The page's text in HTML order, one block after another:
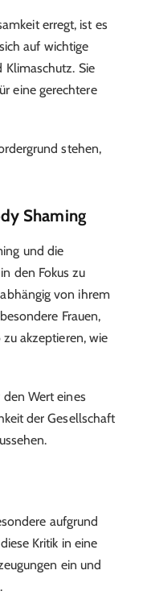
erregt, ist es
auf wichtige
Klimaschutz. Sie
eine gerechtere
stehen,
Shaming
und die
den Fokus zu
von ihrem
Frauen,
akzeptieren, wie
Wert eines
der Gesellschaft
aufgrund
Kritik in eine
ein und